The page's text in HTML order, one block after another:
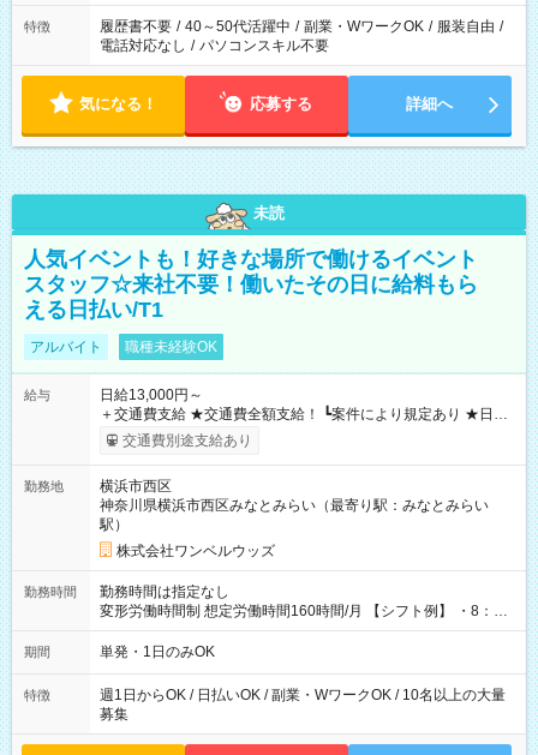
特徴 履歴書不要 / 40～50代活躍中 / 副業・WワークOK / 服装自由 /
電話対応なし / パソコンスキル不要
気になる！ 応募する 詳細へ
未読
人気イベントも！好きな場所で働けるイベント
スタッフ☆来社不要！働いたその日に給料もら
える日払い/T1
アルバイト 職種未経験OK
給与
日給13,000円～
＋交通費支給 ★交通費全額支給！ ┗案件により規定あり ★日払
いOK！（規定あり） ┗働いたその日に現金GET♪ お仕事後はコ
ンビニATMから 日払い分を引き落とせます！ 【試用期間】試
交通費別途支給あり
勤務地
横浜市西区
神奈川県横浜市西区みなとみらい（最寄り駅：みなとみらい
駅）
株式会社ワンベルウッズ
勤務時間
勤務時間は指定なし
変形労働時間制 想定労働時間160時間/月 【シフト例】 ・8：00
～21：00
期間 単発・1日のみOK
特徴
週1日からOK / 日払いOK / 副業・WワークOK / 10名以上の大量
募集